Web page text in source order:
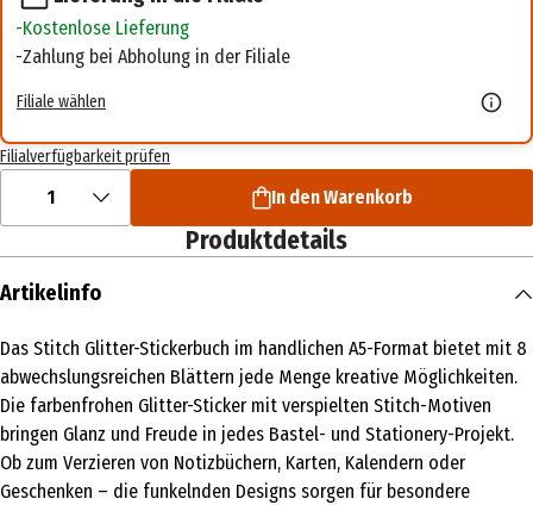
Kostenlose Lieferung
Zahlung bei Abholung in der Filiale
Filiale wählen
Filialverfügbarkeit prüfen
1 In den Warenkorb
Produktdetails
Artikelinfo
Das Stitch Glitter-Stickerbuch im handlichen A5-Format bietet mit 8
abwechslungsreichen Blättern jede Menge kreative Möglichkeiten.
Die farbenfrohen Glitter-Sticker mit verspielten Stitch-Motiven
bringen Glanz und Freude in jedes Bastel- und Stationery-Projekt.
Ob zum Verzieren von Notizbüchern, Karten, Kalendern oder
Geschenken – die funkelnden Designs sorgen für besondere